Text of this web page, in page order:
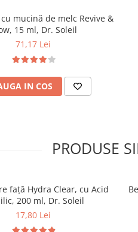
mucină de melc Revive &
15 ml, Dr. Soleil
71,17 Lei
IN COS
PRODUSE
față Hydra Clear, cu Acid
200 ml, Dr. Soleil
17,80 Lei